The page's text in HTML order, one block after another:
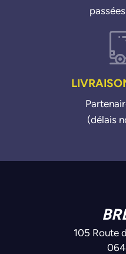
(délais
105 Route